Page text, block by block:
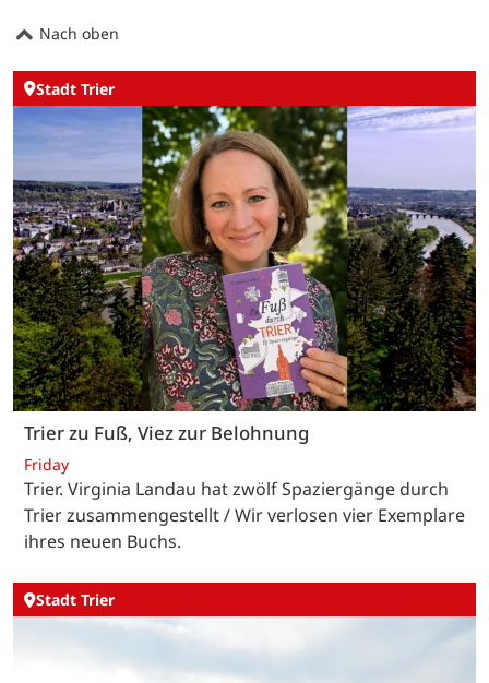
Nach oben
Stadt Trier
Trier zu Fuß, Viez zur Belohnung
Friday
Trier. Virginia Landau hat zwölf Spaziergänge durch
Trier zusammengestellt / Wir verlosen vier Exemplare
ihres neuen Buchs.
Stadt Trier